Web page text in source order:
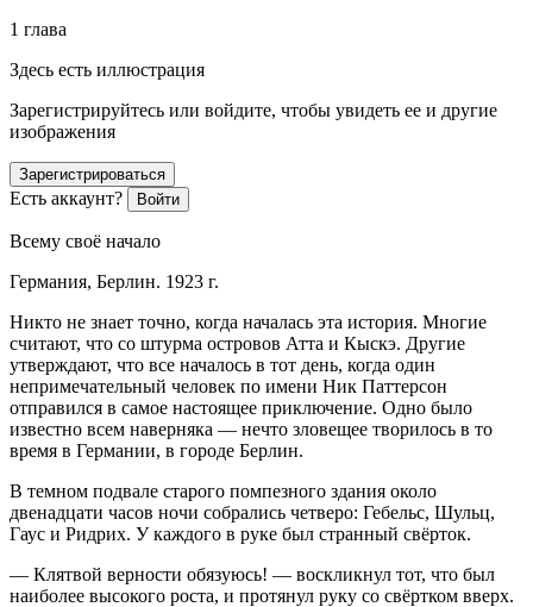
1 глава
Здесь есть иллюстрация
Зарегистрируйтесь или войдите, чтобы увидеть ее и другие
изображения
Зарегистрироваться
Есть аккаунт? Войти
Всему своё начало
Германия, Берлин. 1923 г.
Никто не знает точно, когда началась эта история. Многие
считают, что со штурма островов Атта и Кыскэ. Другие
утверждают, что все началось в тот день, когда один
непримечательный человек по имени Ник Паттерсон
отправился в самое настоящее приключение. Одно было
известно всем наверняка — нечто зловещее творилось в то
время в Германии, в городе Берлин.
В темном подвале старого помпезного здания около
двенадцати часов ночи собрались четверо: Гебельс, Шульц,
Гаус и Ридрих. У каждого в руке был странный свёрток.
— Клятвой верности обязуюсь! — воскликнул тот, что был
наиболее высокого роста, и протянул руку со свёртком вверх.